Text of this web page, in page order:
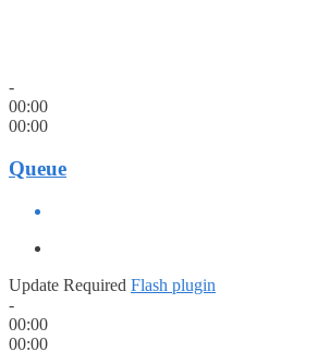
-
00:00
00:00
Queue
Update Required Flash plugin
-
00:00
00:00